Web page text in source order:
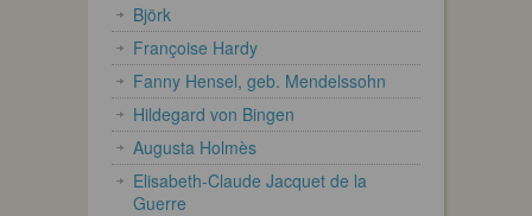
Björk
Françoise Hardy
Fanny Hensel, geb. Mendelssohn
Hildegard von Bingen
Augusta Holmès
Elisabeth-Claude Jacquet de la
Guerre